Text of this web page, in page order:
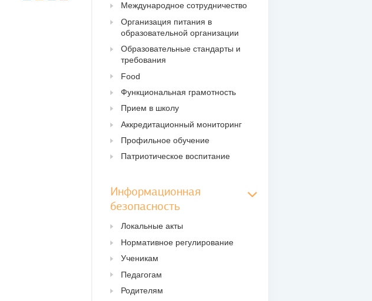
Международное сотрудничество
Организация питания в
образовательной организации
Образовательные стандарты и
требования
Food
Функциональная грамотность
Прием в школу
Аккредитационный мониторинг
Профильное обучение
Патриотическое воспитание
Информационная
безопасность
Локальные акты
Нормативное регулирование
Ученикам
Педагогам
Родителям